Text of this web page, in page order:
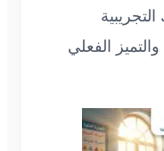
والتميز الفعلي